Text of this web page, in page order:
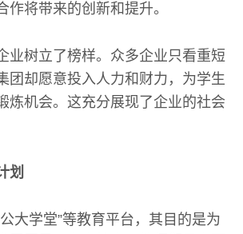
作将带来的创新和提升。
业树立了榜样。众多企业只看重短
团却愿意投入人力和财力，为学生
炼机会。这充分展现了企业的社会
划
大学堂”等教育平台，其目的是为